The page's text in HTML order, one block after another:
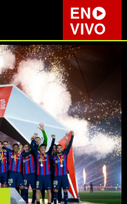
EN
VIVO